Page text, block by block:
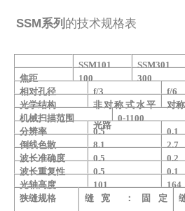
SSM系列 的技术规格表
SSM101 SSM301
焦距
100 300
相对孔径
f/3
f/6
光学结构
非对称式水平
光路
对
机械扫描范围
0-1100
分辨率
0.5 0.1
倒线色散
8.1 2.7
波长准确度
0.5 0.2
波长重复性
0.5 0.1
光轴高度
101 164
狭缝规格
缝宽：固定